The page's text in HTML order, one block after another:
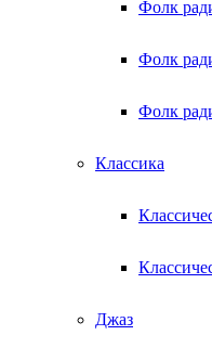
Фолк
Фолк
Фолк
Классика
Джаз